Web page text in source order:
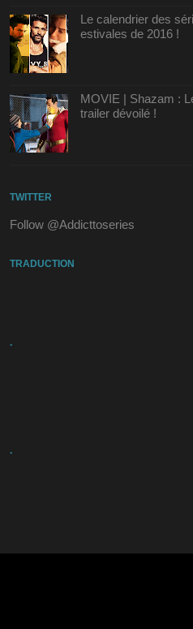
Le calendrier des
estivales de 2016 !
MOVIE | Shazam :
trailer dévoilé !
TWITTER
Follow @Addicttoseries
TRADUCTION
.
.